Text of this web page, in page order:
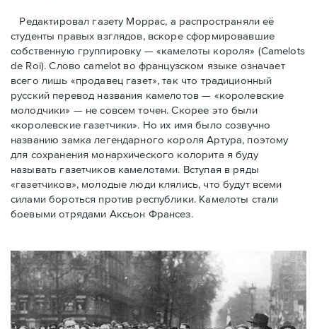
Редактировал газету Моррас, а распространяли её
студенты правых взглядов, вскоре сформировавшие
собственную группировку — «камелоты короля» (Camelots
de Roi). Слово camelot во французском языке означает
всего лишь «продавец газет», так что традиционный
русский перевод названия камелотов — «королевские
молодчики» — не совсем точен. Скорее это были
«королевские газетчики». Но их имя было созвучно
названию замка легендарного короля Артура, поэтому
для сохранения монархического колорита я буду
называть газетчиков камелотами. Вступая в ряды
«газетчиков», молодые люди клялись, что будут всеми
силами бороться против республики. Камелоты стали
боевыми отрядами Аксьон Франсез.